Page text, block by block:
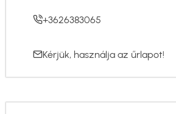
+3626383065
Kérjük, használja az űrlapot!